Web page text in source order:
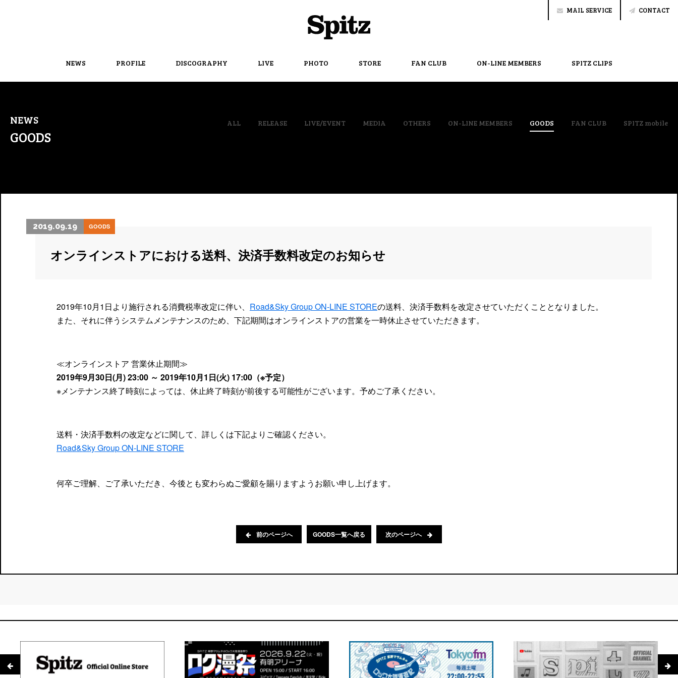
NEWS PROFILE DISCOGRAPHY LIVE PHOTO STORE FAN CLUB ON-LINE MEMBERS SPITZ CLIPS
MAIL SERVICE CONTACT
NEWS
GOODS
ALL RELEASE LIVE/EVENT MEDIA OTHERS ON-LINE MEMBERS GOODS FAN CLUB SPITZ mobile
2019.09.19 GOODS
オンラインストアにおける送料、決済手数料改定のお知らせ
2019年10月1日より施行される消費税率改定に伴い、 Road&Sky Group ON-LINE STOREの送料、決済手数料を改定させていただくこととなりました。
また、それに伴うシステムメンテナンスのため、下記期間はオンラインストアの営業を一時休止させていただきます。
≪オンラインストア 営業休止期間≫
2019年9月30日(月) 23:00 ～ 2019年10月1日(火) 17:00（※予定）
※メンテナンス終了時刻によっては、休止終了時刻が前後する可能性がございます。予めご了承ください。
送料・決済手数料の改定などに関して、詳しくは下記よりご確認ください。
Road&Sky Group ON-LINE STORE
何卒ご理解、ご了承いただき、今後とも変わらぬご愛顧を賜りますようお願い申し上げます。
前のページへ GOODS一覧へ戻る 次のページへ